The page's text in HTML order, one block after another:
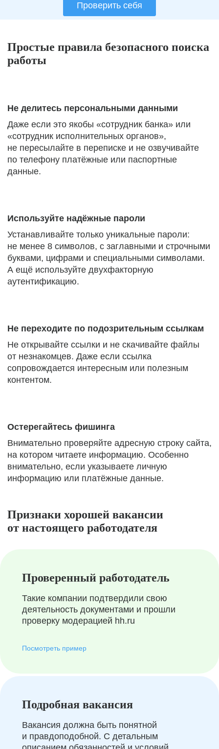
Проверить себя
Простые правила безопасного поиска
работы
Не делитесь персональными данными
Даже если это якобы «сотрудник банка» или
«сотрудник исполнительных органов»,
не пересылайте в переписке и не озвучивайте
по телефону платёжные или паспортные
данные.
Используйте надёжные пароли
Устанавливайте только уникальные пароли:
не менее 8 символов, с заглавными и строчными
буквами, цифрами и специальными символами.
А ещё используйте двухфакторную
аутентификацию.
Не переходите по подозрительным ссылкам
Не открывайте ссылки и не скачивайте файлы
от незнакомцев. Даже если ссылка
сопровождается интересным или полезным
контентом.
Остерегайтесь фишинга
Внимательно проверяйте адресную строку сайта,
на котором читаете информацию. Особенно
внимательно, если указываете личную
информацию или платёжные данные.
Признаки хорошей вакансии
от настоящего работодателя
Проверенный работодатель
Такие компании подтвердили свою
деятельность документами и прошли
проверку модерацией hh.ru
Посмотреть пример
Подробная вакансия
Вакансия должна быть понятной
и правдоподобной. С детальным